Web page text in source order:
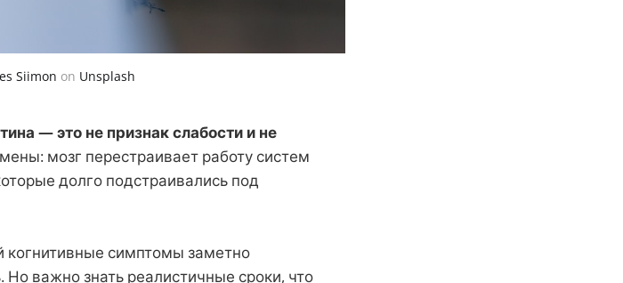
Siimon on Unsplash
— это не признак слабости и не
мозг перестраивает работу систем
долго подстраивались под
симптомы заметно
важно знать реалистичные сроки, что